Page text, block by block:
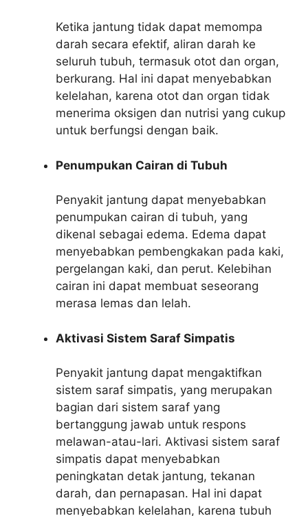
Ketika jantung tidak dapat memompa
darah secara efektif, aliran darah ke
seluruh tubuh, termasuk otot dan organ,
berkurang. Hal ini dapat menyebabkan
kelelahan, karena otot dan organ tidak
menerima oksigen dan nutrisi yang cukup
untuk berfungsi dengan baik.
Penumpukan Cairan di Tubuh
Penyakit jantung dapat menyebabkan
penumpukan cairan di tubuh, yang
dikenal sebagai edema. Edema dapat
menyebabkan pembengkakan pada kaki,
pergelangan kaki, dan perut. Kelebihan
cairan ini dapat membuat seseorang
merasa lemas dan lelah.
Aktivasi Sistem Saraf Simpatis
Penyakit jantung dapat mengaktifkan
sistem saraf simpatis, yang merupakan
bagian dari sistem saraf yang
bertanggung jawab untuk respons
melawan-atau-lari. Aktivasi sistem saraf
simpatis dapat menyebabkan
peningkatan detak jantung, tekanan
darah, dan pernapasan. Hal ini dapat
menyebabkan kelelahan, karena tubuh